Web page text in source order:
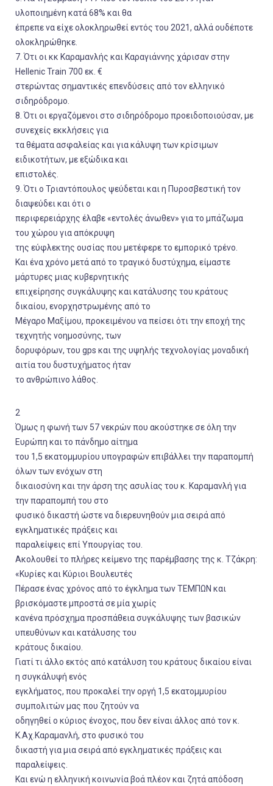
υλοποιημένη κατά 68% και θα
έπρεπε να είχε ολοκληρωθεί εντός του 2021, αλλά ουδέποτε
ολοκληρώθηκε.
7. Ότι οι κκ Καραμανλής και Καραγιάννης χάρισαν στην
Hellenic Train 700 εκ. €
στερώντας σημαντικές επενδύσεις από τον ελληνικό
σιδηρόδρομο.
8. Ότι οι εργαζόμενοι στο σιδηρόδρομο προειδοποιούσαν, με
συνεχείς εκκλήσεις για
τα θέματα ασφαλείας και για κάλυψη των κρίσιμων
ειδικοτήτων, με εξώδικα και
επιστολές.
9. Ότι ο Τριαντόπουλος ψεύδεται και η Πυροσβεστική τον
διαψεύδει και ότι ο
περιφερειάρχης έλαβε «εντολές άνωθεν» για το μπάζωμα
του χώρου για απόκρυψη
της εύφλεκτης ουσίας που μετέφερε το εμπορικό τρένο.
Και ένα χρόνο μετά από το τραγικό δυστύχημα, είμαστε
μάρτυρες μιας κυβερνητικής
επιχείρησης συγκάλυψης και κατάλυσης του κράτους
δικαίου, ενορχηστρωμένης από το
Μέγαρο Μαξίμου, προκειμένου να πείσει ότι την εποχή της
τεχνητής νοημοσύνης, των
δορυφόρων, του gps και της υψηλής τεχνολογίας μοναδική
αιτία του δυστυχήματος ήταν
το ανθρώπινο λάθος.
2
Όμως η φωνή των 57 νεκρών που ακούστηκε σε όλη την
Ευρώπη και το πάνδημο αίτημα
του 1,5 εκατομμυρίου υπογραφών επιβάλλει την παραπομπή
όλων των ενόχων στη
δικαιοσύνη και την άρση της ασυλίας του κ. Καραμανλή για
την παραπομπή του στο
φυσικό δικαστή ώστε να διερευνηθούν μια σειρά από
εγκληματικές πράξεις και
παραλείψεις επί Υπουργίας του.
Ακολουθεί το πλήρες κείμενο της παρέμβασης της κ. Τζάκρη:
«Κυρίες και Κύριοι Βουλευτές
Πέρασε ένας χρόνος από το έγκλημα των ΤΕΜΠΩΝ και
βρισκόμαστε μπροστά σε μία χωρίς
κανένα πρόσχημα προσπάθεια συγκάλυψης των βασικών
υπευθύνων και κατάλυσης του
κράτους δικαίου.
Γιατί τι άλλο εκτός από κατάλυση του κράτους δικαίου είναι
η συγκάλυψή ενός
εγκλήματος, που προκαλεί την οργή 1,5 εκατομμυρίου
συμπολιτών μας που ζητούν να
οδηγηθεί ο κύριος ένοχος, που δεν είναι άλλος από τον κ.
Κ.Αχ.Καραμανλή, στο φυσικό του
δικαστή για μια σειρά από εγκληματικές πράξεις και
παραλείψεις.
Και ενώ η ελληνική κοινωνία βοά πλέον και ζητά απόδοση